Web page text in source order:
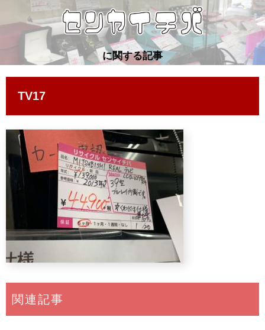
に関する記事
TV17
関連記事